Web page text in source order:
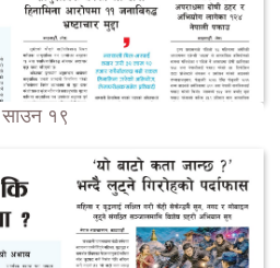
साउन १९